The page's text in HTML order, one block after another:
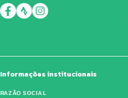
Informações institucionais
RAZÃO SOCIAL